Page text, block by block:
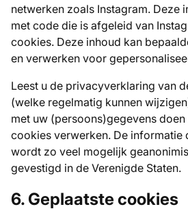
netwerken zoals Instagram. Deze
met code die is afgeleid van
cookies. Deze inhoud kan
en verwerken voor
Leest u de privacyverklaring van
(welke regelmatig kunnen
met uw (persoons)gegevens
cookies verwerken. De informatie
wordt zo veel mogelijk
gevestigd in de Verenigde Staten.
6. Geplaatste cookies